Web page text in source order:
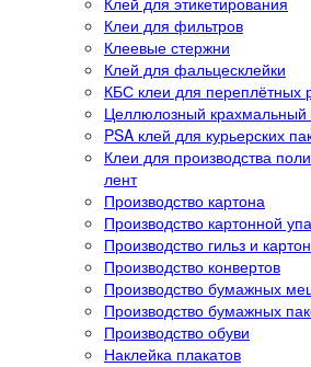
Клеи для фильтров
Клеевые стержни
Клей для фальцесклейки
КБС клеи для переплётных
Целлюлозный крахмальный
PSA клей для курьерских
Клеи для производства
лент
Производство картона
Производство картонной
Производство гильз и
Производство конвертов
Производство бумажных
Производство бумажных
Производство обуви
Наклейка плакатов